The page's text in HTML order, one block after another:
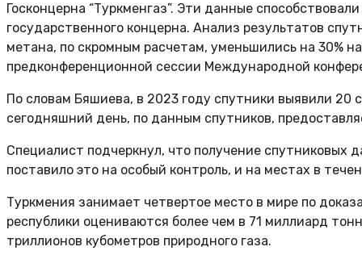
Госконцерна “Туркменгаз”. Эти данные
государственного концерна. Анализ результатов
метана, по скромным расчетам, уменьшились на 30%
предконференционной сессии Международной
По словам Бяшиева, в 2023 году спутники выявили 20
сегодняшний день, по данным спутников,
Специалист подчеркнул, что получение спутниковых
поставило это на особый контроль, и на местах в
Туркмения занимает четвертое место в мире по
республики оцениваются более чем в 71 миллиард
триллионов кубометров природного газа.